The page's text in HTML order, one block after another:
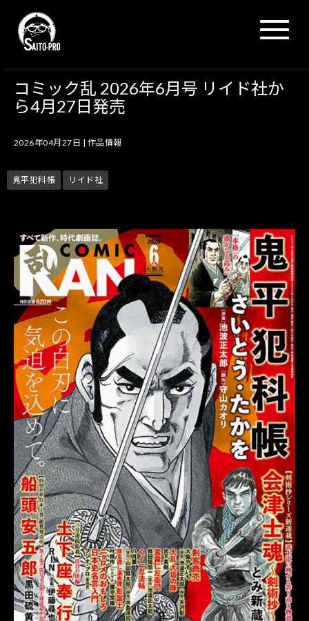
N
a
g
a
コミック乱 2026年6月号 リイド社か
ら4月27日発売
2026年04月27日 | 作品情報
鬼平犯科帳 リイド社